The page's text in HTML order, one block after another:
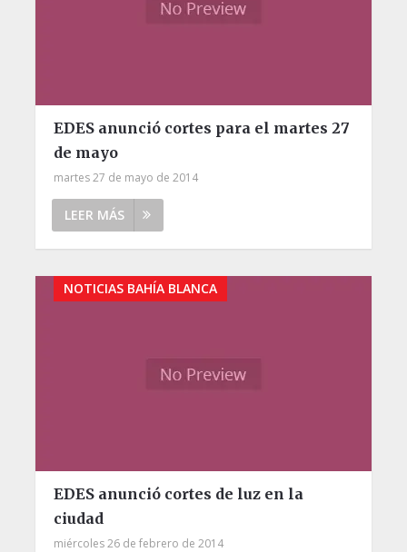
EDES anunció cortes para el martes 27
de mayo
martes 27 de mayo de 2014
LEER MÁS
NOTICIAS BAHÍA BLANCA
EDES anunció cortes de luz en la
ciudad
miércoles 26 de febrero de 2014